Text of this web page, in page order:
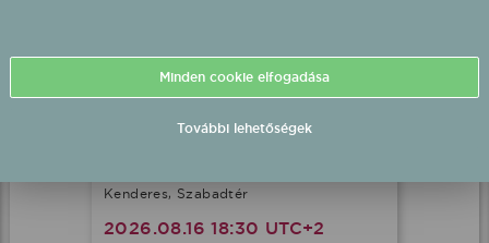
Kenderes, Szabadtér
2026.08.16 18:30 UTC+2
Minden cookie elfogadása
További lehetőségek